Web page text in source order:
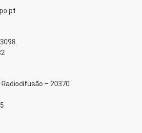
Radiodifusão – 20370